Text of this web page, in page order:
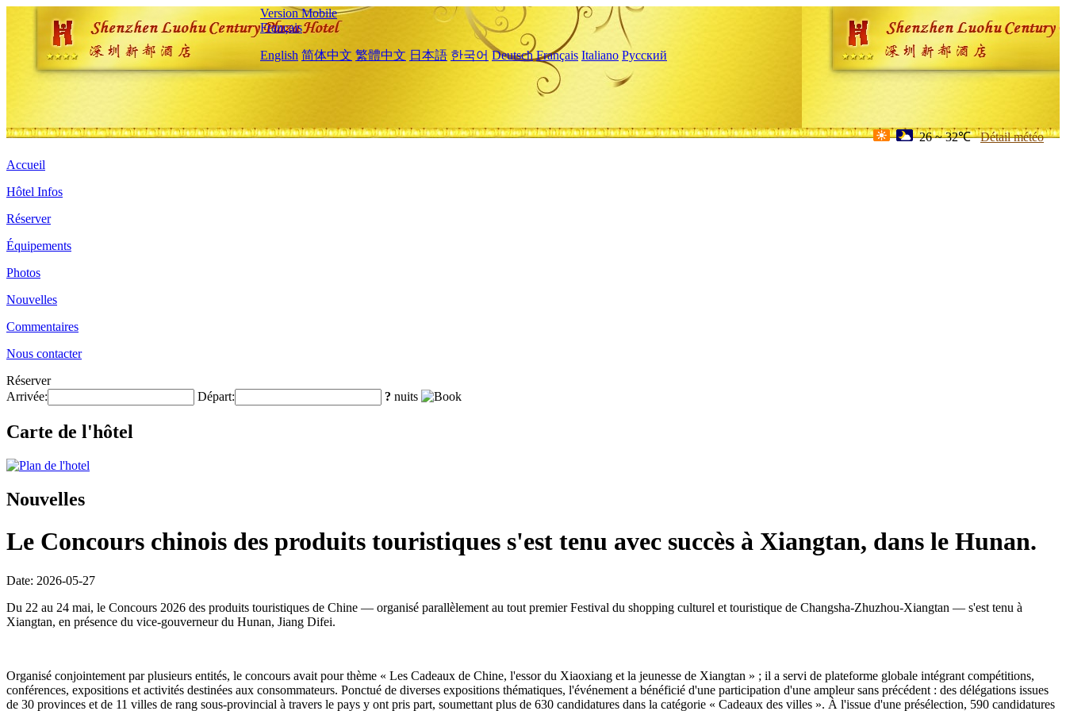
Version Mobile
Français
English 简体中文 繁體中文 日本語 한국어 Deutsch Français Italiano Русский
26 ~ 32℃ Détail météo
Accueil
Hôtel Infos
Réserver
Équipements
Photos
Nouvelles
Commentaires
Nous contacter
Réserver
Arrivée:
Départ: ? nuits
Carte de l'hôtel
Nouvelles
Le Concours chinois des produits touristiques s'est tenu avec succès à Xiangtan, dans le Hunan.
Date: 2026-05-27
Du 22 au 24 mai, le Concours 2026 des produits touristiques de Chine — organisé parallèlement au tout premier Festival du shopping culturel et touristique de Changsha-Zhuzhou-Xiangtan — s'est tenu à
Xiangtan, en présence du vice-gouverneur du Hunan, Jiang Difei.
Organisé conjointement par plusieurs entités, le concours avait pour thème « Les Cadeaux de Chine, l'essor du Xiaoxiang et la jeunesse de Xiangtan » ; il a servi de plateforme globale intégrant compétitions,
conférences, expositions et activités destinées aux consommateurs. Ponctué de diverses expositions thématiques, l'événement a bénéficié d'une participation d'une ampleur sans précédent : des délégations issues
de 30 provinces et de 11 villes de rang sous-provincial à travers le pays y ont pris part, soumettant plus de 630 candidatures dans la catégorie « Cadeaux des villes ». À l'issue d'une présélection, 590 candidatures